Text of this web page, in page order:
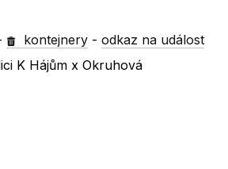
kontejnery -odkaz na událost
K Hájům x Okruhová